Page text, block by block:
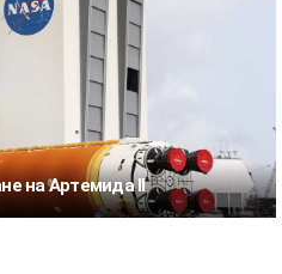
на Артемида II